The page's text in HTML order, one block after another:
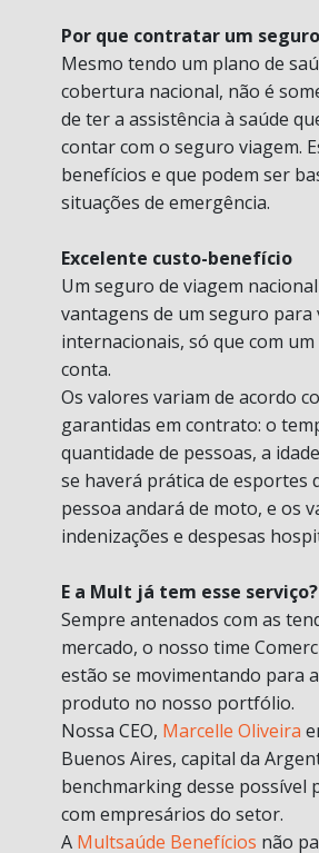
Por que contratar um
Mesmo tendo um plano de
cobertura nacional, não é
de ter a assistência à saúde
contar com o seguro viagem.
benefícios e que podem ser
situações de emergência.
Excelente custo-benefício
Um seguro de viagem
vantagens de um seguro para
internacionais, só que com
conta.
Os valores variam de acordo
garantidas em contrato: o
quantidade de pessoas, a
se haverá prática de esportes
pessoa andará de moto, e os
indenizações e despesas
E a Mult já tem esse serviço?
Sempre antenados com as
mercado, o nosso time
estão se movimentando para
produto no nosso portfólio.
Nossa CEO, Marcelle Oliveira
Buenos Aires, capital da
benchmarking desse possível
com empresários do setor.
A Multsaúde Benefícios não